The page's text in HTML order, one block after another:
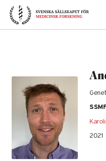
Skip
content
2021